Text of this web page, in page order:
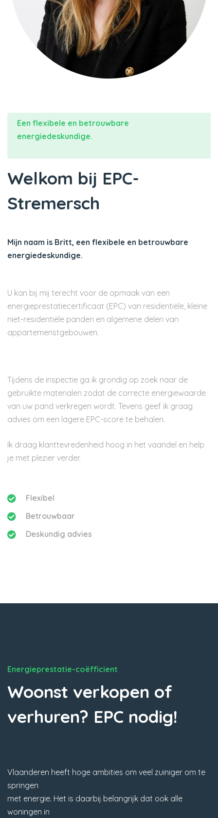
Een flexibele en betrouwbare
energiedeskundige.
Welkom bij EPC-
Stremersch
Mijn naam is Britt, een flexibele en betrouwbare
energiedeskundige.
U kan bij mij terecht voor de opmaak van een
energieprestatiecertificaat (EPC) van residentiële, kleine
niet-residentiële panden en algemene delen van
appartemenstgebouwen.
Tijdens de inspectie ga ik grondig op zoek naar de
gebruikte materialen zodat de correcte energiewaarde
van uw pand verkregen wordt. Tevens geef ik graag
advies om een lagere EPC-score te behalen.
Ik draag klanttevredenheid hoog in het vaandel en help
je met plezier verder.
Flexibel
Betrouwbaar
Deskundig advies
Energieprestatie-coëfficient
Woonst verkopen of
verhuren? EPC nodig!
Vlaanderen heeft hoge ambities om veel zuiniger om te
springen
met energie. Het is daarbij belangrijk dat ook alle
woningen in